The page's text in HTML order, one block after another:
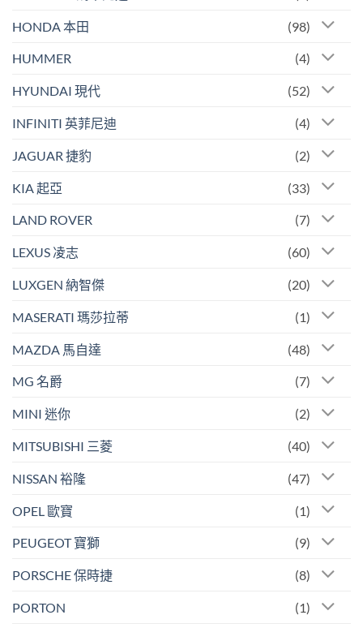
HONDA 本田 (98)
HUMMER (4)
HYUNDAI 現代 (52)
INFINITI 英菲尼迪 (4)
JAGUAR 捷豹 (2)
KIA 起亞 (33)
LAND ROVER (7)
LEXUS 凌志 (60)
LUXGEN 納智傑 (20)
MASERATI 瑪莎拉蒂 (1)
MAZDA 馬自達 (48)
MG 名爵 (7)
MINI 迷你 (2)
MITSUBISHI 三菱 (40)
NISSAN 裕隆 (47)
OPEL 歐寶 (1)
PEUGEOT 寶獅 (9)
PORSCHE 保時捷 (8)
PORTON (1)